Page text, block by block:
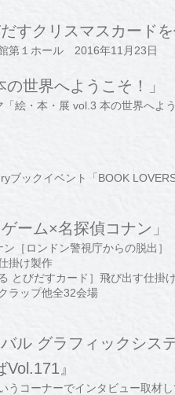
すクリスマスカードを
第１ホール 2016年11月23日
の世界へようこそ！」
絵・本・展 vol.3 本の世界へよう
ブックイベント「BOOK LOVERS
ーム×名探偵コナン」
［ロンドン警視庁からの脱出］
掛け製作
とびだすカード］飛び出す仕掛
ラップ他全32会場
ル グラフィックシス
』
うコーナーでインタビュー取材